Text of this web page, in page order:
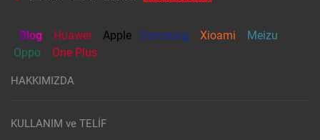
Blog Huawei Apple Samsung Xioami
Meizu
Oppo
One Plus
HAKKIMIZDA
KULLANIM ve TELİF